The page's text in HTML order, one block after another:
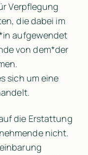
Verpflegung
die dabei im
aufgewendet
von dem*der
sich um eine
die Erstattung
nicht.